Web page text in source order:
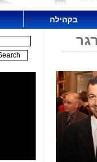
בקהילה